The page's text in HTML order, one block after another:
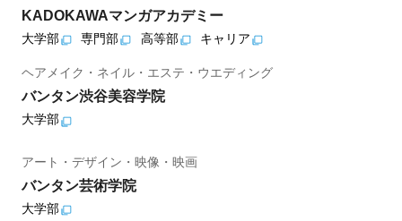
KADOKAWAマンガアカデミー
大学部 専門部 高等部 キャリア
ヘアメイク・ネイル・エステ・ウエディング
バンタン渋谷美容学院
大学部
アート・デザイン・映像・映画
バンタン芸術学院
大学部